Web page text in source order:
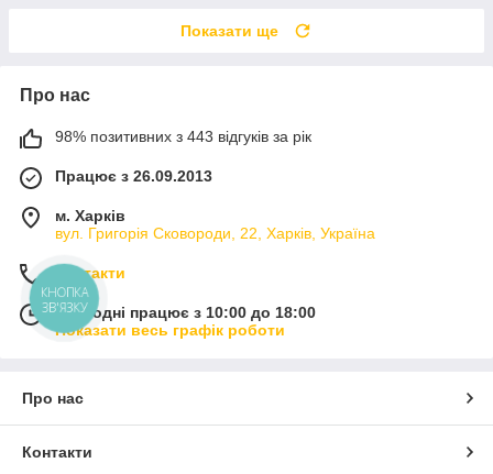
Показати ще
Про нас
98% позитивних з 443 відгуків за рік
Працює з 26.09.2013
м. Харків
вул. Григорія Сковороди, 22, Харків, Україна
Контакти
Сьогодні працює з 10:00 до 18:00
Показати весь графік роботи
Про нас
Контакти
КНОПКА
ЗВ'ЯЗКУ